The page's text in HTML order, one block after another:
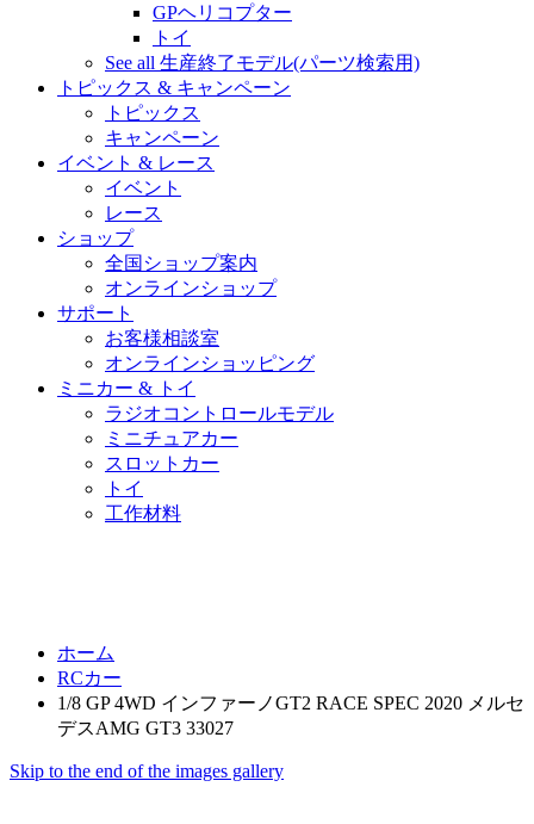
GPヘリコプター
トイ
See all 生産終了モデル(パーツ検索用)
トピックス & キャンペーン
トピックス
キャンペーン
イベント & レース
イベント
レース
ショップ
全国ショップ案内
オンラインショップ
サポート
お客様相談室
オンラインショッピング
ミニカー & トイ
ラジオコントロールモデル
ミニチュアカー
スロットカー
トイ
工作材料
ホーム
RCカー
1/8 GP 4WD インファーノGT2 RACE SPEC 2020 メルセ
デスAMG GT3 33027
Skip to the end of the images gallery